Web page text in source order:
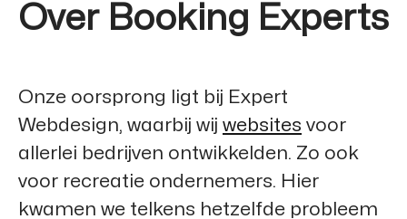
Over Booking Experts
Onze oorsprong ligt bij Expert
Webdesign, waarbij wij websites voor
allerlei bedrijven ontwikkelden. Zo ook
voor recreatie ondernemers. Hier
kwamen we telkens hetzelfde probleem